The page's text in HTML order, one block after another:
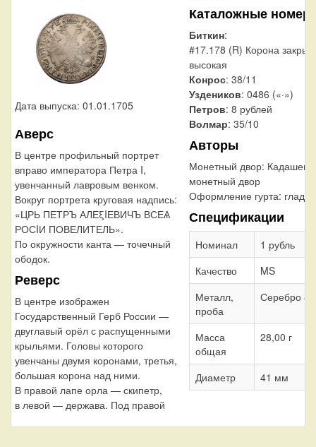
Дата выпуска: 01.01.1705
Аверс
В центре профильный портрет
вправо императора Петра I,
увенчанный лавровым венком.
Вокруг портрета круговая надпись:
«ЦРЬ ПЕТРЪ АЛЕξIЕВИЧЪ ВСЕѦ
РОСIИ ПОВЕЛИТЕЛЬ».
По окружности канта — точечный
ободок.
Реверс
В центре изображен
Государственный Герб России —
двуглавый орёл с распущенными
крыльями. Головы которого
увенчаны двумя коронами, третья,
большая корона над ними.
В правой лапе орла — скипетр,
в левой — держава. Под правой
Каталожные
Биткин:
#17.178 (R) Корона
высокая
Конрос: 38/11
Уздеников: 0486 («·»)
Петров: 8 рублей
Волмар: 35/10
Авторы
Монетный двор:
монетный двор
Оформление гурта:
Спецификации
Номинал
1 рубль
Качество
MS
Металл,
проба
Серебро
Масса
общая
28,00 г
Диаметр 41 мм